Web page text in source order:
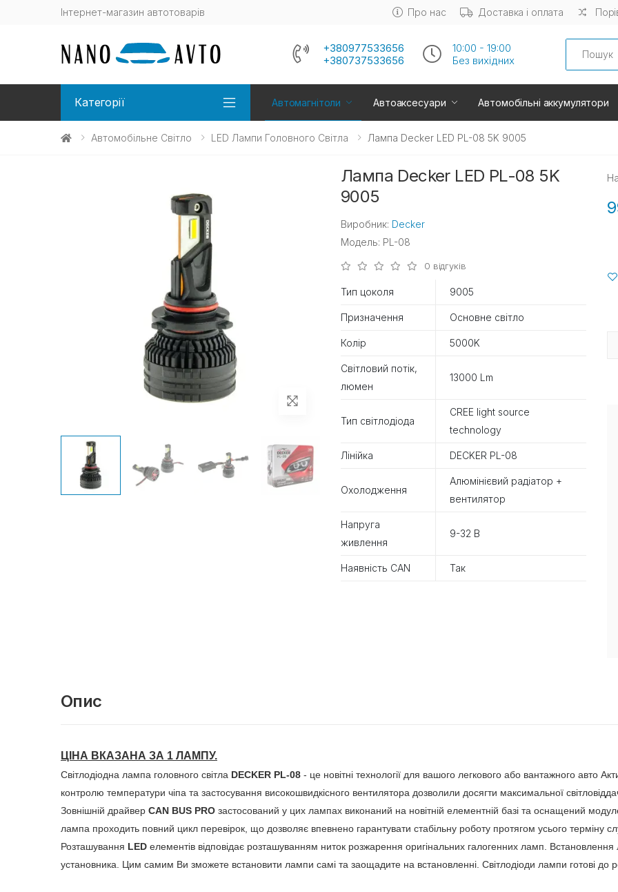
Інтернет-магазин автотоварів Про нас Доставка і оплата
+380977533656
+380737533656
10:00 - 19:00
Без вихiдних
Search
Категорії Автомагнітоли Автоаксесуари Автомобільні аккумулятори
Автомобільне Світло LED Лампи Головного Свiтла Лампа Decker LED PL-08 5K 9005
Лампа Decker LED PL-08 5K
9005
Виробник: Decker
Модель: PL-08
0 відгуків
Тип цоколя 9005
Призначення Основне світло
Колір 5000K
Світловий потік,
люмен
13000 Lm
Тип світлодіода
CREE light source
technology
Лінійка DECKER PL-08
Охолодження
Алюмінієвий радіатор +
вентилятор
Напруга
живлення
9-32 B
Наявність CAN Так
Опис
ЦІНА ВКАЗАНА ЗА 1 ЛАМПУ.
Світлодіодна лампа головного світла DECKER PL-08 - це новітні технології для вашого легкового або вантажного авто
контролю температури чіпа та застосування високошвидкісного вентилятора дозволили досягти максимальної
Зовнішній драйвер CAN BUS PRO застосований у цих лампах виконаний на новітній елементній базі та оснащений
лампа проходить повний цикл перевірок, що дозволяє впевнено гарантувати стабільну роботу протягом усього терміну
Розташування LED елементів відповідає розташуванням ниток розжарення оригінальних галогенних ламп. Встановлення
установника. Цим самим Ви зможете встановити лампи самі та заощадите на встановленні. Світлодіоди лампи готові до